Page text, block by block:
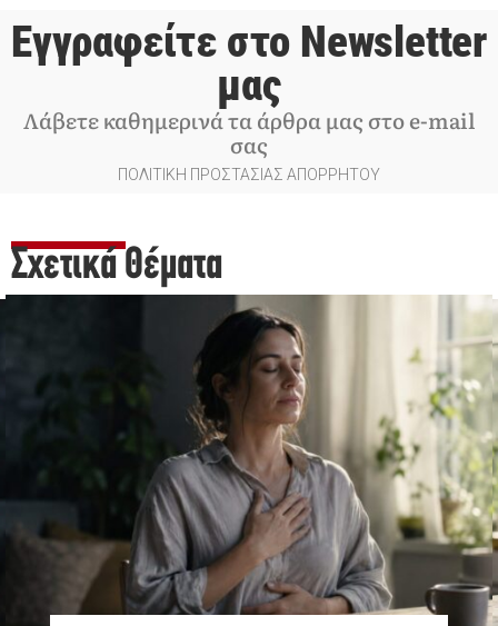
Εγγραφείτε στο Newsletter
μας
Λάβετε καθημερινά τα άρθρα μας στο e-mail
σας
ΠΟΛΙΤΙΚΗ ΠΡΟΣΤΑΣΙΑΣ ΑΠΟΡΡΗΤΟΥ
Σχετικά Θέματα